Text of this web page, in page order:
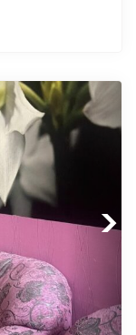
Next